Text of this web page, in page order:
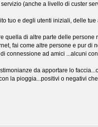
(anche a livello di custer
tuo e degli utenti iniziali, delle
quella di altre parte delle
fai come altre persone e pur
connessione ad amici ...alcuni
da apportare lo
la pioggia...positivi o negativi